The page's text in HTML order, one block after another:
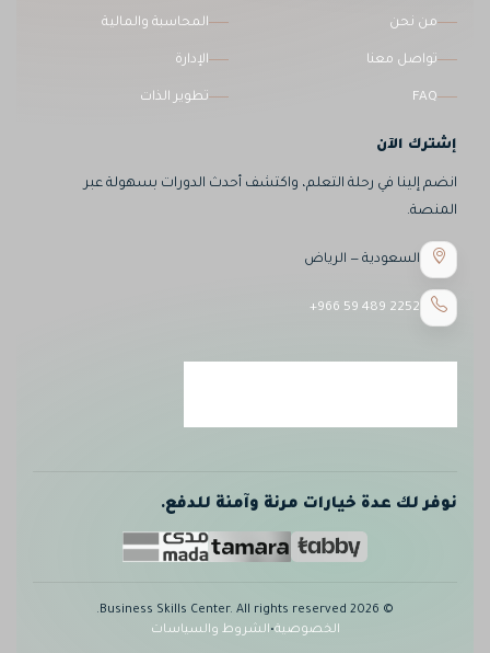
من نحن
تواصل معنا
FAQ
المحاسبة والمالية
الإدارة
تطوير الذات
إشترك الآن
انضم إلينا في رحلة التعلم، واكتشف أحدث الدورات بسهولة عبر
المنصة.
السعودية — الرياض
+966 59 489 2252
نوفر لك عدة خيارات مرنة وآمنة للدفع.
© 2026 Business Skills Center. All rights reserved.
الخصوصية•الشروط والسياسات